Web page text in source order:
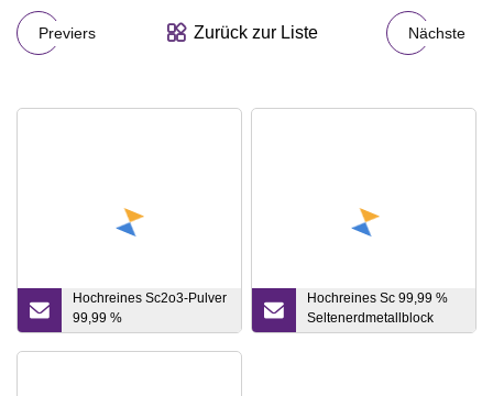
Previers Zurück zur Liste Nächste
Hochreines Sc2o3-Pulver
99,99 %
Discandiumtrioxid
Hochreines Sc 99,99 %
Seltenerdmetallblock
Scandium